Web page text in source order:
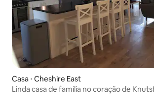
Casa ⋅ Cheshire East
Linda casa de família no coração de